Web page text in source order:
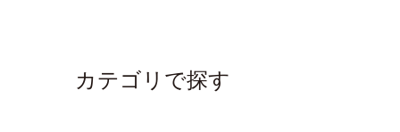
カテゴリで探す